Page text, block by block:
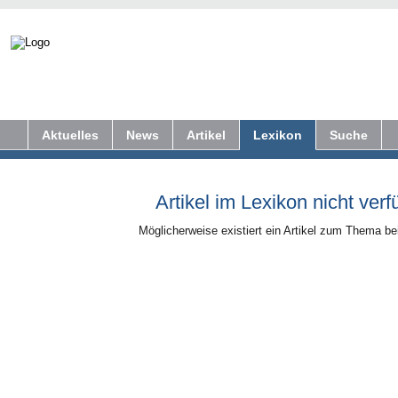
Aktuelles News Artikel Lexikon Suche
Artikel im Lexikon nicht
Möglicherweise existiert ein Artikel zum Thema